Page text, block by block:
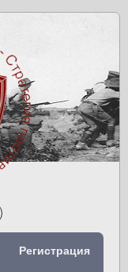
Регистрация